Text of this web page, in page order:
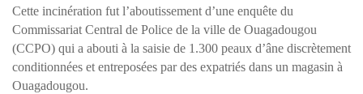
Cette incinération fut l’aboutissement d’une enquête du
Commissariat Central de Police de la ville de Ouagadougou
(CCPO) qui a abouti à la saisie de 1.300 peaux d’âne discrètement
conditionnées et entreposées par des expatriés dans un magasin à
Ouagadougou.